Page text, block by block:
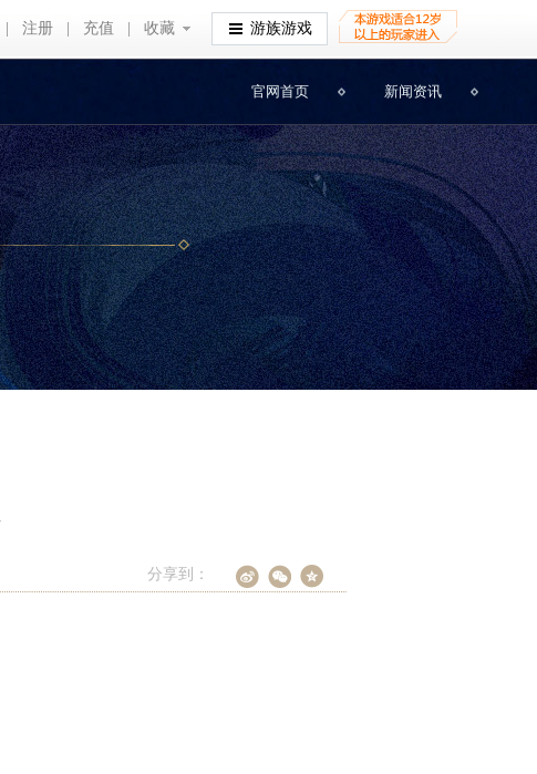
注册 充值 收藏
收藏 游族游戏
官网首页 新闻资讯
分享到：